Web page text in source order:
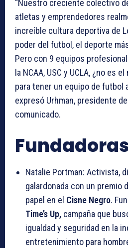
“Nuestro creciente colectivo
atletas y emprendedores
increíble cultura deportiva de
poder del futbol, el deporte
Pero con 9 equipos
la NCAA, USC y UCLA, ¿no es
para tener un equipo de futbol
expresó Urhman, presidente
comunicado.
Fundadoras
Natalie Portman: Activista,
galardonada con un premio
papel en el Cisne Negro.
Time’s Up, campaña que
igualdad y seguridad en la
entretenimiento para